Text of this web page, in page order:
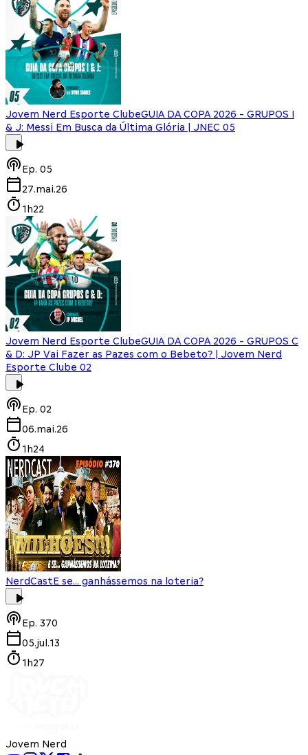
Jovem Nerd Esporte ClubeGUIA DA COPA 2026 - GRUPOS I
& J: Messi Em Busca da Última Glória | JNEC 05
Ep. 05
27.mai.26
1h22
Jovem Nerd Esporte ClubeGUIA DA COPA 2026 - GRUPOS C
& D: JP Vai Fazer as Pazes com o Bebeto? | Jovem Nerd
Esporte Clube 02
Ep. 02
06.mai.26
1h24
NerdCastE se... ganhássemos na loteria?
Ep. 370
05.jul.13
1h27
Jovem Nerd